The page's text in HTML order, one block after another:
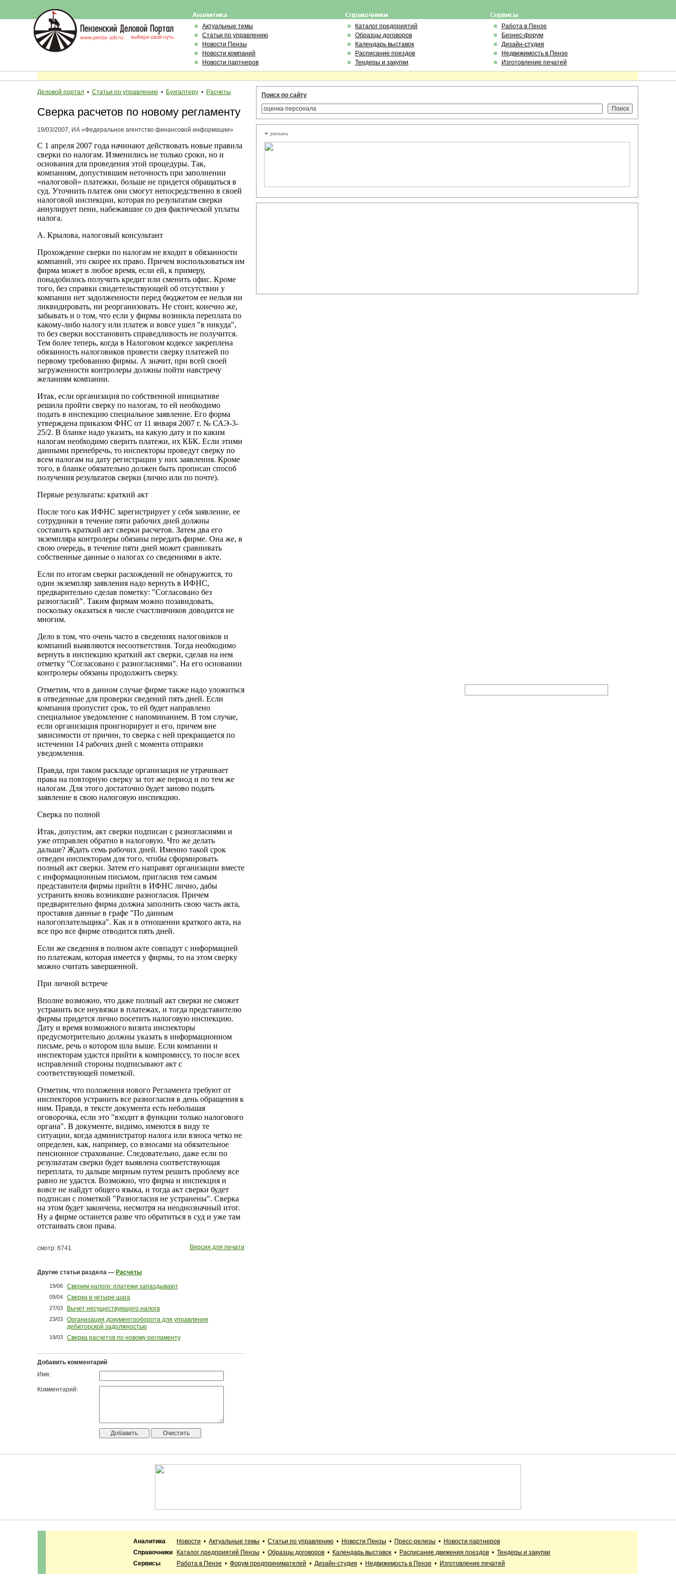
Актуальные темы
Статьи по управлению
Новости Пензы
Новости компаний
Новости партнеров
Каталог предприятий
Образцы договоров
Календарь выставок
Расписание поездов
Тендеры и закупки
Работа в Пензе
Бизнес-форум
Дизайн-студия
Недвижимость в Пензе
Изготовление печатей
Деловой портал • Статьи по управлению • Бухгалтеру • Расчеты
Сверка расчетов по новому регламенту
19/03/2007, ИА «Федеральное агентство финансовой информации»
С 1 апреля 2007 года начинают действовать новые правила
сверки по налогам. Изменились не только сроки, но и
основания для проведения этой процедуры. Так,
компаниям, допустившим неточность при заполнении
«налоговой» платежки, больше не придется обращаться в
суд. Уточнить платеж они смогут непосредственно в своей
налоговой инспекции, которая по результатам сверки
аннулирует пени, набежавшие со дня фактической уплаты
налога.
А. Крылова, налоговый консультант
Прохождение сверки по налогам не входит в обязанности
компаний, это скорее их право. Причем воспользоваться им
фирма может в любое время, если ей, к примеру,
понадобилось получить кредит или сменить офис. Кроме
того, без справки свидетельствующей об отсутствии у
компании нет задолженности перед бюджетом ее нельзя ни
ликвидировать, ни реорганизовать. Не стоит, конечно же,
забывать и о том, что если у фирмы возникла переплата по
какому-либо налогу или платеж и вовсе ушел "в никуда",
то без сверки восстановить справедливость не получится.
Тем более теперь, когда в Налоговом кодексе закреплена
обязанность налоговиков провести сверку платежей по
первому требованию фирмы. А значит, при всей своей
загруженности контролеры должны пойти навстречу
желаниям компании.
Итак, если организация по собственной инициативе
решила пройти сверку по налогам, то ей необходимо
подать в инспекцию специальное заявление. Его форма
утверждена приказом ФНС от 11 января 2007 г. № САЭ-3-
25/2. В бланке надо указать, на какую дату и по каким
налогам необходимо сверить платежи, их КБК. Если этими
данными пренебречь, то инспекторы проведут сверку по
всем налогам на дату регистрации у них заявления. Кроме
того, в бланке обязательно должен быть прописан способ
получения результатов сверки (лично или по почте).
Первые результаты: краткий акт
После того как ИФНС зарегистрирует у себя заявление, ее
сотрудники в течение пяти рабочих дней должны
составить краткий акт сверки расчетов. Затем два его
экземпляра контролеры обязаны передать фирме. Она же, в
свою очередь, в течение пяти дней может сравнивать
собственные данные о налогах со сведениями в акте.
Если по итогам сверки расхождений не обнаружится, то
один экземпляр заявления надо вернуть в ИФНС,
предварительно сделав пометку: "Согласовано без
разногласий". Таким фирмам можно позавидовать,
поскольку оказаться в числе счастливчиков доводится не
многим.
Дело в том, что очень часто в сведениях налоговиков и
компаний выявляются несоответствия. Тогда необходимо
вернуть в инспекцию краткий акт сверки, сделав на нем
отметку "Согласовано с разногласиями". На его основании
контролеры обязаны продолжить сверку.
Отметим, что в данном случае фирме также надо уложиться
в отведенные для проверки сведений пять дней. Если
компания пропустит срок, то ей будет направлено
специальное уведомление с напоминанием. В том случае,
если организация проигнорирует и его, причем вне
зависимости от причин, то сверка с ней прекращается по
истечении 14 рабочих дней с момента отправки
уведомления.
Правда, при таком раскладе организация не утрачивает
права на повторную сверку за тот же период и по тем же
налогам. Для этого достаточно будет заново подать
заявление в свою налоговую инспекцию.
Сверка по полной
Итак, допустим, акт сверки подписан с разногласиями и
уже отправлен обратно в налоговую. Что же делать
дальше? Ждать семь рабочих дней. Именно такой срок
отведен инспекторам для того, чтобы сформировать
полный акт сверки. Затем его направят организации вместе
с информационным письмом, пригласив тем самым
представителя фирмы прийти в ИФНС лично, дабы
устранить вновь возникшие разногласия. Причем
предварительно фирма должна заполнить свою часть акта,
проставив данные в графе "По данным
налогоплательщика". Как и в отношении краткого акта, на
все про все фирме отводится пять дней.
Если же сведения в полном акте совпадут с информацией
по платежам, которая имеется у фирмы, то на этом сверку
можно считать завершенной.
При личной встрече
Вполне возможно, что даже полный акт сверки не сможет
устранить все неувязки в платежах, и тогда представителю
фирмы придется лично посетить налоговую инспекцию.
Дату и время возможного визита инспекторы
предусмотрительно должны указать в информационном
письме, речь о котором шла выше. Если компании и
инспекторам удастся прийти к компромиссу, то после всех
исправлений стороны подписывают акт с
соответствующей пометкой.
Отметим, что положения нового Регламента требуют от
инспекторов устранить все разногласия в день обращения к
ним. Правда, в тексте документа есть небольшая
оговорочка, если это "входит в функции только налогового
органа". В документе, видимо, имеются в виду те
ситуации, когда администратор налога или взноса четко не
определен, как, например, со взносами на обязательное
пенсионное страхование. Следовательно, даже если по
результатам сверки будет выявлена соответствующая
переплата, то дальше мирным путем решить проблему все
равно не удастся. Возможно, что фирма и инспекция и
вовсе не найдут общего языка, и тогда акт сверки будет
подписан с пометкой "Разногласия не устранены". Сверка
на этом будет закончена, несмотря на неоднозначный итог.
Ну а фирме останется разве что обратиться в суд и уже там
отстаивать свои права.
смотр: 6741 Версия для печати
Другие статьи раздела — Расчеты
19/06 Сверим налоги: платежи запаздывают
09/04 Сверка в четыре шага
27/03 Вычет несуществующего налога
23/03
Организация документооборота для управления
дебиторской задолжностью
19/03 Сверка расчетов по новому регламенту
Добавить комментарий
Имя:
Комментарий:
Поиск по сайту
Аналитика Новости • Актуальные темы • Статьи по управлению • Новости Пензы • Пресс-релизы • Новости партнеров
Справочники
Каталог предприятий Пензы • Образцы договоров • Календарь выставок • Расписание движения поездов • Тендеры и закупки
Сервисы
Работа в Пензе • Форум предпринимателей • Дизайн-студия • Недвижимость в Пензе • Изготовление печатей